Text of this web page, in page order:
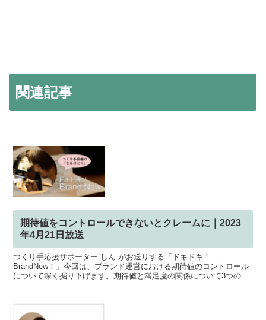
関連記事
期待値をコントロールできないとクレームに｜2023
年4月21日放送
つくり手応援サポーター しん がお送りする「ドキドキ！
BrandNew！」今回は、ブランド運営における期待値のコントロール
について深く掘り下げます。期待値と満足度の関係について3つのパ